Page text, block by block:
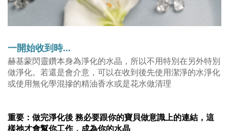
一開始收到時...
赫基蒙閃靈鑽本身為淨化的水晶，所以不用特別在另外特別
做淨化。若還是會介意，可以在收到後先使用潔淨的水淨化
或使用無化學混摻的精油香水或是花水做清理
重要：做完淨化後 務必要跟你的寶貝做意識上的連結，這
樣祂才會幫你工作，成為你的水晶